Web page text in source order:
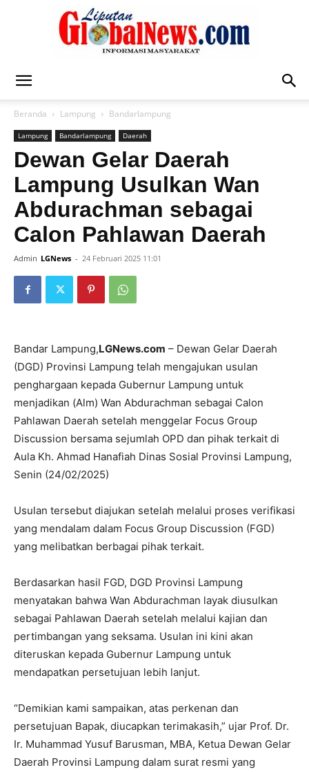
Global
News
Beranda Lampung Bandarlampung
Lampung Bandarlampung Daerah
Dewan Gelar Daerah
Lampung Usulkan Wan
Abdurachman sebagai
Calon Pahlawan Daerah
Admin LGNews - 24 Februari 2025 11:01
Bandar Lampung,LGNews.com – Dewan Gelar Daerah
(DGD) Provinsi Lampung telah mengajukan usulan
penghargaan kepada Gubernur Lampung untuk
menjadikan (Alm) Wan Abdurachman sebagai Calon
Pahlawan Daerah setelah menggelar Focus Group
Discussion bersama sejumlah OPD dan pihak terkait di
Aula Kh. Ahmad Hanafiah Dinas Sosial Provinsi Lampung,
Senin (24/02/2025)
Usulan tersebut diajukan setelah melalui proses verifikasi
yang mendalam dalam Focus Group Discussion (FGD)
yang melibatkan berbagai pihak terkait.
Berdasarkan hasil FGD, DGD Provinsi Lampung
menyatakan bahwa Wan Abdurachman layak diusulkan
sebagai Pahlawan Daerah setelah melalui kajian dan
pertimbangan yang seksama. Usulan ini kini akan
diteruskan kepada Gubernur Lampung untuk
mendapatkan persetujuan lebih lanjut.
“Demikian kami sampaikan, atas perkenan dan
persetujuan Bapak, diucapkan terimakasih,” ujar Prof. Dr.
Ir. Muhammad Yusuf Barusman, MBA, Ketua Dewan Gelar
Daerah Provinsi Lampung dalam surat resmi yang